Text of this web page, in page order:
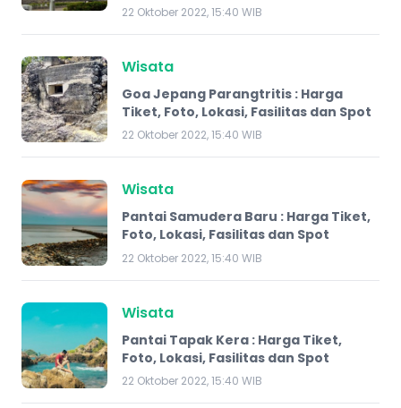
22 Oktober 2022, 15:40 WIB
Wisata
Goa Jepang Parangtritis : Harga
Tiket, Foto, Lokasi, Fasilitas dan Spot
22 Oktober 2022, 15:40 WIB
Wisata
Pantai Samudera Baru : Harga Tiket,
Foto, Lokasi, Fasilitas dan Spot
22 Oktober 2022, 15:40 WIB
Wisata
Pantai Tapak Kera : Harga Tiket,
Foto, Lokasi, Fasilitas dan Spot
22 Oktober 2022, 15:40 WIB